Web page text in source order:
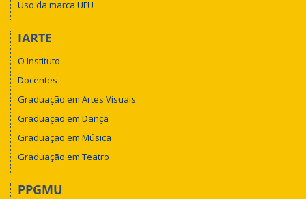
Uso da marca UFU
IARTE
O Instituto
Docentes
Graduação em Artes Visuais
Graduação em Dança
Graduação em Música
Graduação em Teatro
PPGMU